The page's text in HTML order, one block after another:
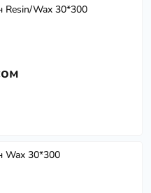
Resin/Wax 30*300
Wax 30*300